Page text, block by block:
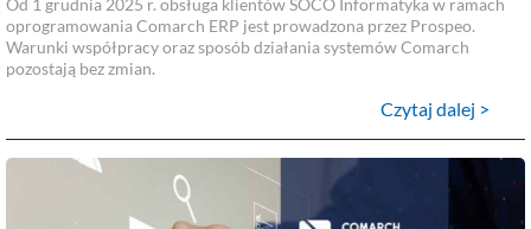
Od 1 grudnia 2025 r. obsługa klientów SOCO Informatyka w ramach
oprogramowania Comarch ERP jest prowadzona przez Prospeo.
Warunki współpracy oraz sposób działania systemów Comarch
pozostają bez zmian.
Czytaj dalej >